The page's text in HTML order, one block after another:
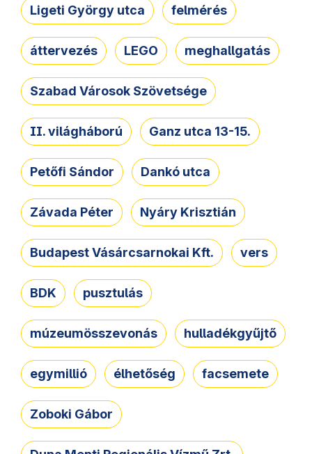
Ligeti György utca felmérés
áttervezés LEGO meghallgatás
Szabad Városok Szövetsége
II. világháború Ganz utca 13-15.
Petőfi Sándor Dankó utca
Závada Péter Nyáry Krisztián
Budapest Vásárcsarnokai Kft. vers
BDK pusztulás
múzeumösszevonás hulladékgyűjtő
egymillió élhetőség facsemete
Zoboki Gábor